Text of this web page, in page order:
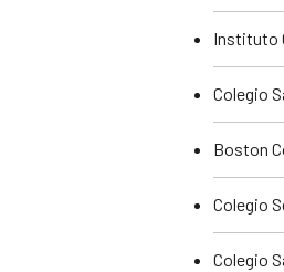
Instituto
Colegio
Boston
Colegio
Colegio